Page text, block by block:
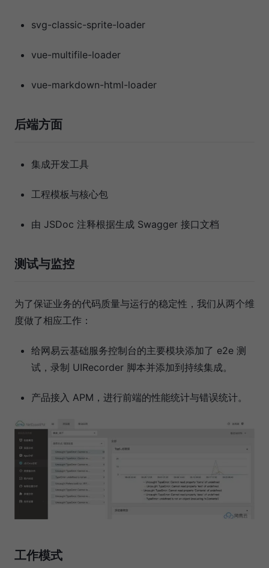
svg-classic-sprite-loader
vue-multifile-loader
vue-markdown-html-loader
后端方面
集成开发工具
工程模板与核心包
由 JSDoc 注释根据生成 Swagger 接口文档
测试与监控
为了保证业务的代码质量与运行的稳定性，我们从两个维
度做了相应工作：
给网易云基础服务控制台的主要模块添加了 e2e 测
试，录制 UIRecorder 脚本并添加到持续集成。
产品接入 APM，进行前端的性能统计与错误统计。
工作模式